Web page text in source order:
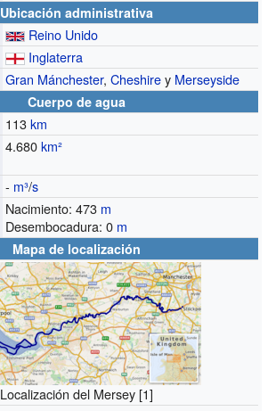
Ubicación administrativa
Reino Unido
Inglaterra
Gran Mánchester,Cheshirey Merseyside
Cuerpo de agua
113km
4.680km²
- m³/s
Nacimiento: 473 m
Desembocadura: 0 m
Mapa de localización
Localización del Mersey [1]